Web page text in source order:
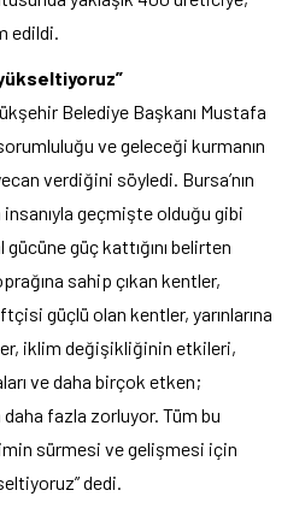
edildi.
Belediye Başkanı Mustafa
ve geleceği kurmanın
verdiğini söyledi. Bursa’nın
geçmişte olduğu gibi
güç kattığını belirten
sahip çıkan kentler,
güçlü olan kentler, yarınlarına
iklim değişikliğinin etkileri,
ve daha birçok etken;
fazla zorluyor. Tüm bu
sürmesi ve gelişmesi için
dedi.